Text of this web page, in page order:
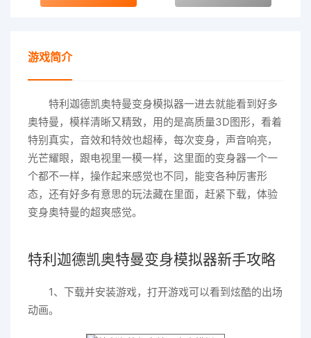
游戏简介
特利迦德凯奥特曼变身模拟器一进去就能看到好多
奥特曼，模样清晰又精致，用的是高质量3D图形，看着
特别真实，音效和特效也超棒，每次变身，声音响亮，
光芒耀眼，跟电视里一模一样，这里面的变身器一个一
个都不一样，操作起来感觉也不同，能变各种厉害形
态，还有好多有意思的玩法藏在里面，赶紧下载，体验
变身奥特曼的超爽感觉。
特利迦德凯奥特曼变身模拟器新手攻略
1、下载并安装游戏，打开游戏可以看到炫酷的出场
动画。